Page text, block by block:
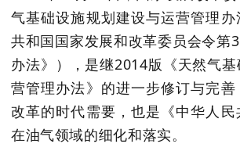
气基础设施规划建设与运营管理
共和国国家发展和改革委员会令第
办法》），是继2014版《天然气
营管理办法》的进一步修订与完善
改革的时代需要，也是《中华人民
在油气领域的细化和落实。